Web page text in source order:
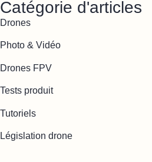
Catégorie d'articles
Drones
Photo & Vidéo
Drones FPV
Tests produit
Tutoriels
Législation drone